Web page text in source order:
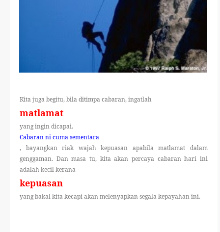
Kita juga begitu, bila ditimpa cabaran, ingatlah
matlamat
yang ingin dicapai.
Cabaran ni cuma sementara
, bayangkan riak wajah kepuasan apabila matlamat dalam
genggaman. Dan masa tu, kita akan percaya cabaran hari ini
adalah kecil kerana
kepuasan
yang bakal kita kecapi akan melenyapkan segala kepayahan ini.